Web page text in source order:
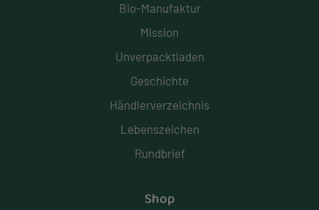
Bio-Manufaktur
Mission
Unverpacktladen
Geschichte
Händlerverzeichnis
Lebenszeichen
Rundbrief
Shop